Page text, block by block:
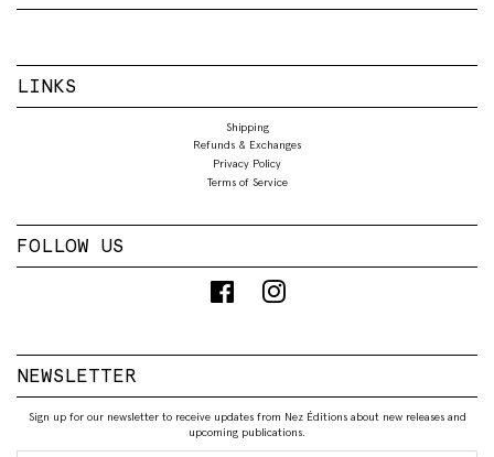
LINKS
Shipping
Refunds & Exchanges
Privacy Policy
Terms of Service
FOLLOW US
Facebook Instagram
NEWSLETTER
Sign up for our newsletter to receive updates from Nez Éditions about new releases and
upcoming publications.